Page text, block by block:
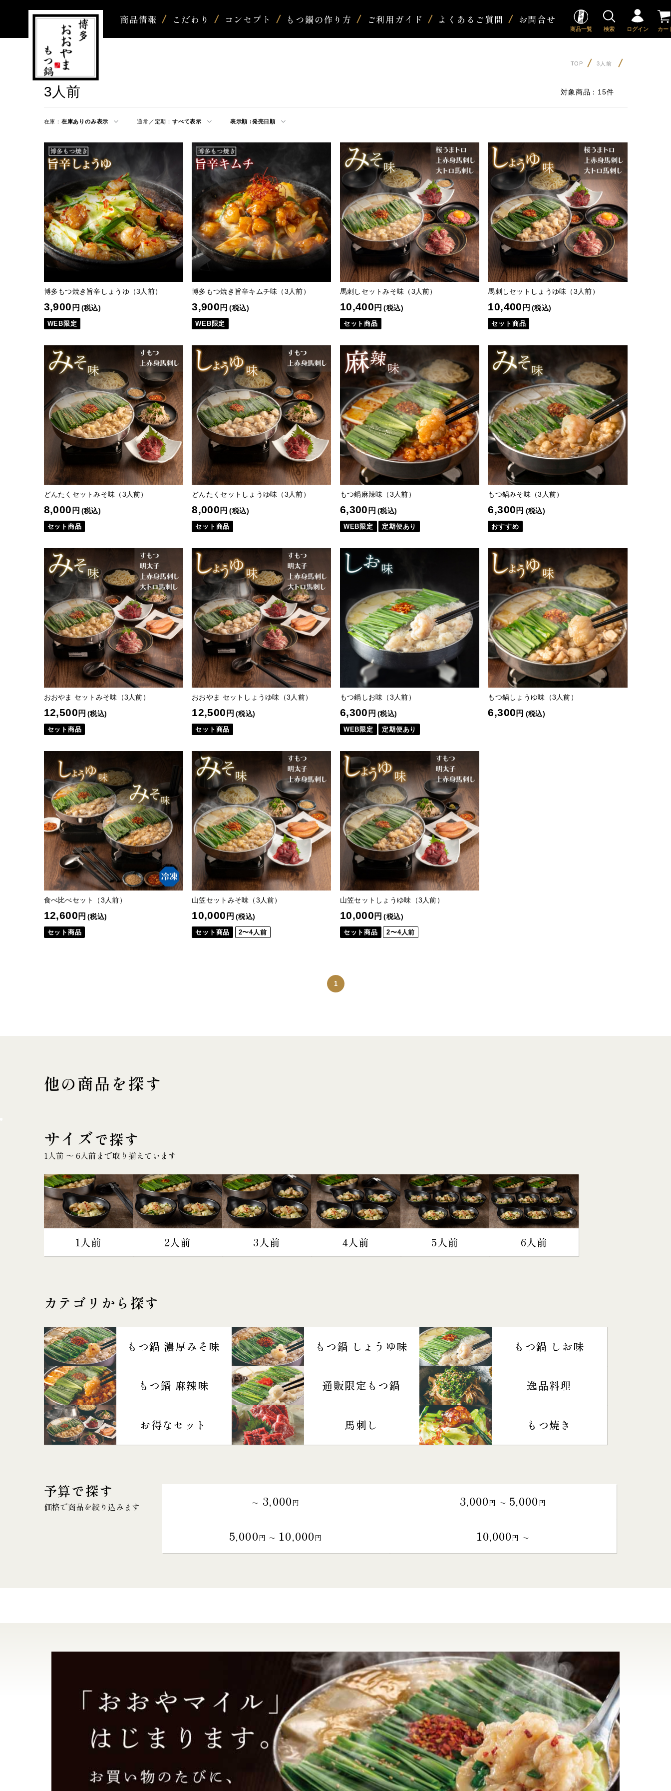
商品情報 こだわり コンセプト もつ鍋の作り方 ご利用ガイド よくあるご質問 お問合せ
商品一覧 検索 ログイン カー
TOP 3人前
3人前 対象商品： 15件
在庫： 在庫ありのみ表示 通常／定期： すべて表示 表示順 :発売日順
博多もつ焼き旨辛しょうゆ（3人前）
3,900 円 (税込)
WEB限定
博多もつ焼き旨辛キムチ味（3人前）
3,900 円 (税込)
WEB限定
馬刺しセットみそ味（3人前）
10,400 円 (税込)
セット商品
馬刺しセットしょうゆ味（3人前）
10,400 円 (税込)
セット商品
どんたくセットみそ味（3人前）
8,000 円 (税込)
セット商品
どんたくセットしょうゆ味（3人前）
8,000 円 (税込)
セット商品
もつ鍋麻辣味（3人前）
6,300 円 (税込)
WEB限定 定期便あり
もつ鍋みそ味（3人前）
6,300 円 (税込)
おすすめ
おおやま セットみそ味（3人前）
12,500 円 (税込)
セット商品
おおやま セットしょうゆ味（3人前）
12,500 円 (税込)
セット商品
もつ鍋しお味（3人前）
6,300 円 (税込)
WEB限定 定期便あり
もつ鍋しょうゆ味（3人前）
6,300 円 (税込)
食べ比べセット（3人前）
12,600 円 (税込)
セット商品
山笠セットみそ味（3人前）
10,000 円 (税込)
セット商品 2〜4人前
山笠セットしょうゆ味（3人前）
10,000 円 (税込)
セット商品 2〜4人前
1
他の商品を探す
サイズで探す
1人前 〜 6人前まで取り揃えています
1人前 2人前 3人前 4人前 5人前 6人前
カテゴリから探す
もつ鍋 濃厚みそ味 もつ鍋 しょうゆ味 もつ鍋 しお味
もつ鍋 麻辣味 通販限定もつ鍋 逸品料理
お得なセット 馬刺し もつ焼き
予算で探す
価格で商品を絞り込みます ～ 3,000円 3,000円 〜 5,000円
5,000円 〜 10,000円 10,000円 〜